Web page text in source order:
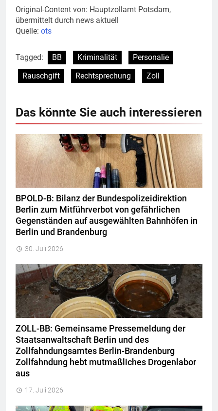
Original-Content von: Hauptzollamt Potsdam,
übermittelt durch news aktuell
Quelle: ots
Tagged: BB Kriminalität
Personalie
Rauschgift
Rechtsprechung Zoll
Das könnte Sie auch interessieren
BPOLD-B: Bilanz der Bundespolizeidirektion
Berlin zum Mitführverbot von gefährlichen
Gegenständen auf ausgewählten Bahnhöfen in
Berlin und Brandenburg
30. Juli 2026
ZOLL-BB: Gemeinsame Pressemeldung der
Staatsanwaltschaft Berlin und des
Zollfahndungsamtes Berlin-Brandenburg
Zollfahndung hebt mutmaßliches Drogenlabor
aus
17. Juli 2026